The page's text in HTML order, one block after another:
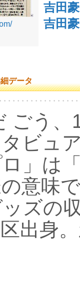
吉田
吉田
データ
ごう
ビュ
」は
の意味
ズの
出身